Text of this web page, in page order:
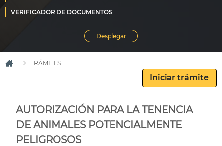
TRÁMITES
AUTORIZACIÓN PARA LA TENENCIA
DE ANIMALES POTENCIALMENTE
PELIGROSOS